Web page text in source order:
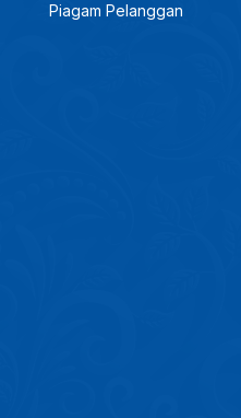
Piagam Pelanggan